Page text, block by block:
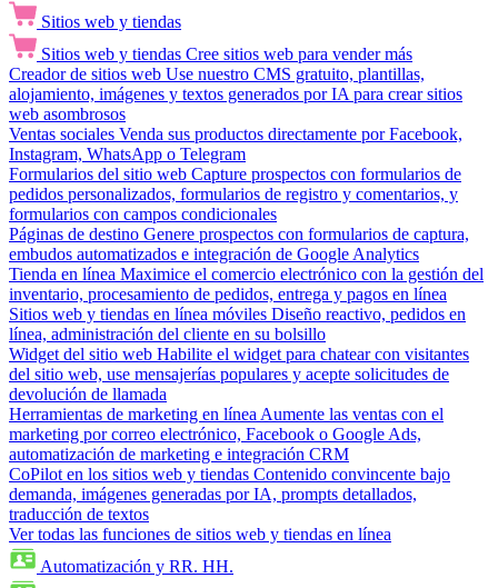
Sitios web y tiendas
Sitios web y tiendas Cree sitios web para vender más
Creador de sitios web Use nuestro CMS gratuito, plantillas,
alojamiento, imágenes y textos generados por IA para crear sitios
web asombrosos
Ventas sociales Venda sus productos directamente por Facebook,
Instagram, WhatsApp o Telegram
Formularios del sitio web Capture prospectos con formularios de
pedidos personalizados, formularios de registro y comentarios, y
formularios con campos condicionales
Páginas de destino Genere prospectos con formularios de captura,
embudos automatizados e integración de Google Analytics
Tienda en línea Maximice el comercio electrónico con la gestión del
inventario, procesamiento de pedidos, entrega y pagos en línea
Sitios web y tiendas en línea móviles Diseño reactivo, pedidos en
línea, administración del cliente en su bolsillo
Widget del sitio web Habilite el widget para chatear con visitantes
del sitio web, use mensajerías populares y acepte solicitudes de
devolución de llamada
Herramientas de marketing en línea Aumente las ventas con el
marketing por correo electrónico, Facebook o Google Ads,
automatización de marketing e integración CRM
CoPilot en los sitios web y tiendas Contenido convincente bajo
demanda, imágenes generadas por IA, prompts detallados,
traducción de textos
Ver todas las funciones de sitios web y tiendas en línea
Automatización y RR. HH.